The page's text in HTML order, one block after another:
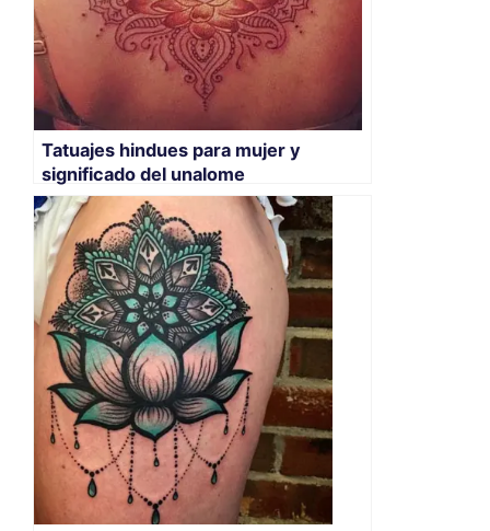
Tatuajes hindues para mujer y
significado del unalome